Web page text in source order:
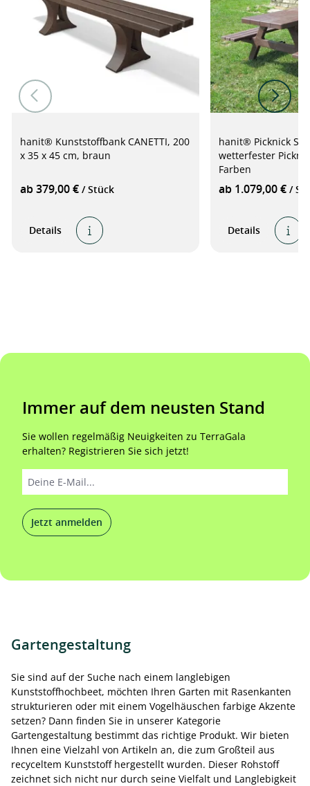
hanit® Kunststoffbank CANETTI, 200
x 35 x 45 cm, braun
ab 379,00 € / Stück
Details
hanit® Picknick
wetterfester
Farben
ab 1.079,00 € /
Details
Immer auf dem neusten Stand
Sie wollen regelmäßig Neuigkeiten zu TerraGala
erhalten? Registrieren Sie sich jetzt!
Jetzt anmelden
Gartengestaltung
Sie sind auf der Suche nach einem langlebigen
Kunststoffhochbeet, möchten Ihren Garten mit Rasenkanten
strukturieren oder mit einem Vogelhäuschen farbige Akzente
setzen? Dann finden Sie in unserer Kategorie
Gartengestaltung bestimmt das richtige Produkt. Wir bieten
Ihnen eine Vielzahl von Artikeln an, die zum Großteil aus
recyceltem Kunststoff hergestellt wurden. Dieser Rohstoff
zeichnet sich nicht nur durch seine Vielfalt und Langlebigkeit